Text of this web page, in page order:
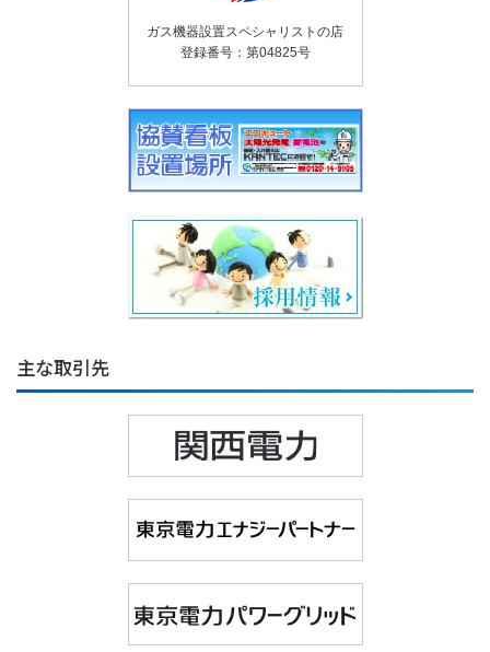
ガス機器設置スペシャリストの店
登録番号：第04825号
主な取引先